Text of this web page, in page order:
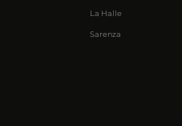
La Halle
Sarenza